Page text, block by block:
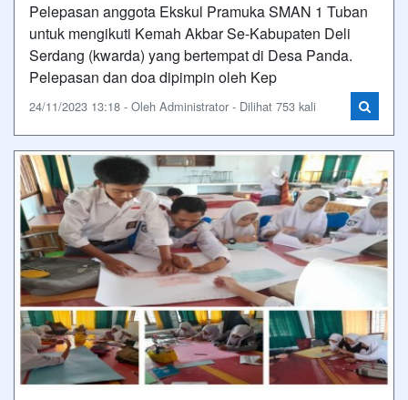
Pelepasan anggota Ekskul Pramuka SMAN 1 Tuban
untuk mengikuti Kemah Akbar Se-Kabupaten Deli
Serdang (kwarda) yang bertempat di Desa Panda.
Pelepasan dan doa dipimpin oleh Kep
24/11/2023 13:18 - Oleh Administrator - Dilihat 753 kali